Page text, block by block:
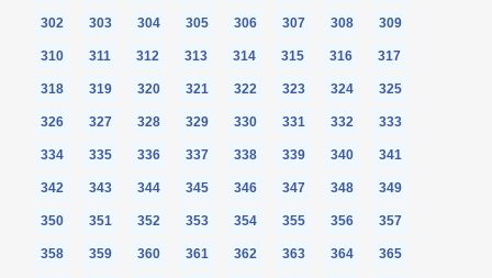
302 303 304 305 306 307 308 309
310 311 312 313 314 315 316 317
318 319 320 321 322 323 324 325
326 327 328 329 330 331 332 333
334 335 336 337 338 339 340 341
342 343 344 345 346 347 348 349
350 351 352 353 354 355 356 357
358 359 360 361 362 363 364 365